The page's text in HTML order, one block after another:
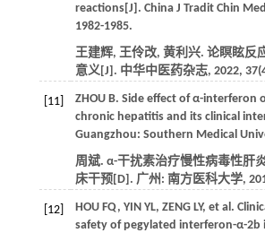
reactions[J]. China J Tradit Chin Med
1982-1985.
王建辉, 王伶改, 黄利兴. 论瞑眩反
意义[J]. 中华中医药杂志, 2022, 37
[11] ZHOU B. Side effect of α-interferon
chronic hepatitis and its clinical
Guangzhou: Southern Medical
周斌. α-干扰素治疗慢性病毒性肝
床干预[D]. 广州: 南方医科大学,
[12] HOU FQ, YIN YL, ZENG LY, et al .
safety of pegylated interferon-α-2b